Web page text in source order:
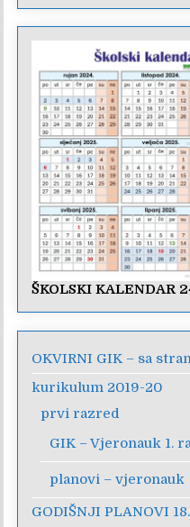
ŠKOLSKI KALENDAR
OKVIRNI GIK – sa
kurikulum 2019-20
prvi razred
GIK – Vjeronauk 1.
planovi – vjeronauk
GODIŠNJI PLANOVI